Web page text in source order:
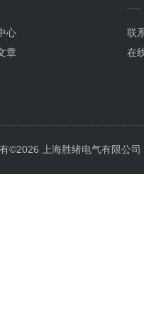
心
章
联
在
©2026 上海胜绪电气有限公